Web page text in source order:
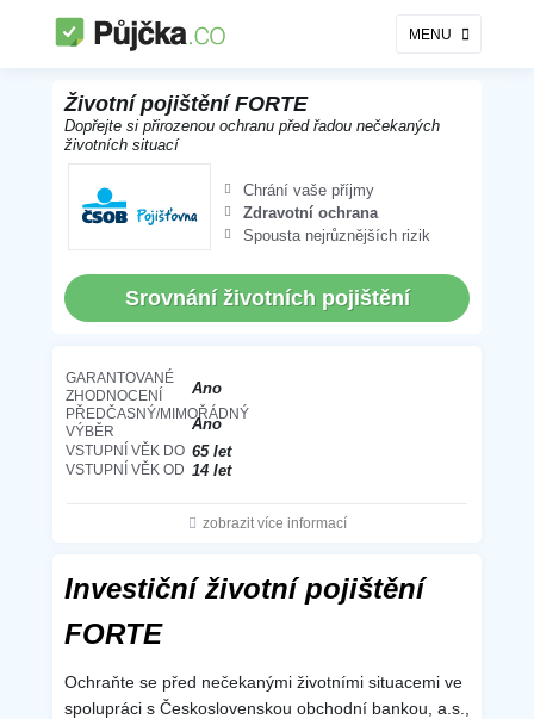
MENU
Životní pojištění FORTE
Dopřejte si přirozenou ochranu před řadou nečekaných
životních situací
Chrání vaše příjmy
Zdravotní ochrana
Spousta nejrůznějších rizik
Srovnání životních pojištění
GARANTOVANÉ
ZHODNOCENÍ
Ano
PŘEDČASNÝ/MIMOŘÁDNÝ
VÝBĚR
Ano
VSTUPNÍ VĚK OD 14 let
VSTUPNÍ VĚK DO 65 let
zobrazit více informací
Investiční životní pojištění
FORTE
Ochraňte se před nečekanými životními situacemi ve
spolupráci s Československou obchodní bankou, a.s.,